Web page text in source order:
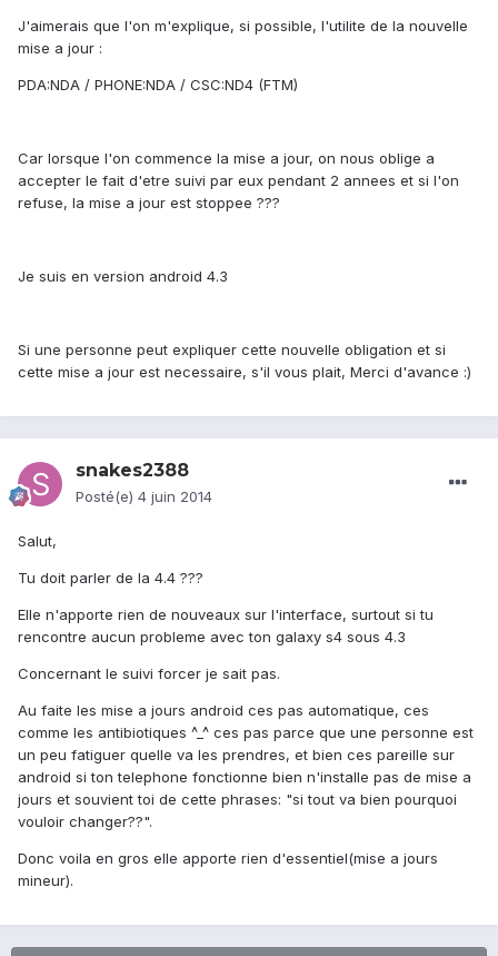
J'aimerais que l'on m'explique, si possible, l'utilite de la nouvelle
mise a jour :
PDA:NDA / PHONE:NDA / CSC:ND4 (FTM)
Car lorsque l'on commence la mise a jour, on nous oblige a
accepter le fait d'etre suivi par eux pendant 2 annees et si l'on
refuse, la mise a jour est stoppee ???
Je suis en version android 4.3
Si une personne peut expliquer cette nouvelle obligation et si
cette mise a jour est necessaire, s'il vous plait, Merci d'avance :)
snakes2388
Posté(e) 4 juin 2014
Salut,
Tu doit parler de la 4.4 ???
Elle n'apporte rien de nouveaux sur l'interface, surtout si tu
rencontre aucun probleme avec ton galaxy s4 sous 4.3
Concernant le suivi forcer je sait pas.
Au faite les mise a jours android ces pas automatique, ces
comme les antibiotiques ^_^ ces pas parce que une personne est
un peu fatiguer quelle va les prendres, et bien ces pareille sur
android si ton telephone fonctionne bien n'installe pas de mise a
jours et souvient toi de cette phrases: "si tout va bien pourquoi
vouloir changer??".
Donc voila en gros elle apporte rien d'essentiel(mise a jours
mineur).